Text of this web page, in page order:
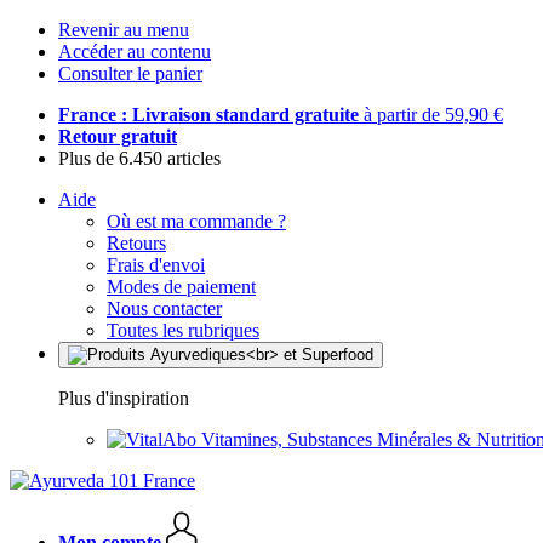
Revenir au menu
Accéder au contenu
Consulter le panier
France : Livraison standard gratuite à partir de 59,90 €
Retour gratuit
Plus de 6.450 articles
Aide
Où est ma commande ?
Retours
Frais d'envoi
Modes de paiement
Nous contacter
Toutes les rubriques
Plus d'inspiration
Vitamines, Substances Minérales &